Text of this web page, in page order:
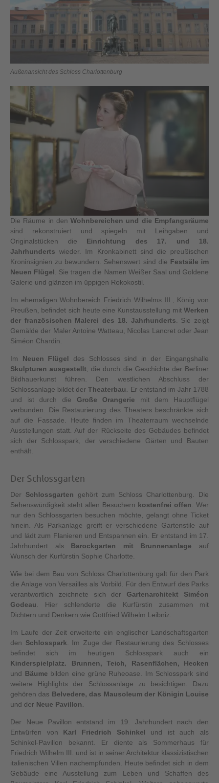
Außenansicht des Schloss Charlottenburg
Die Räume in denWohnbereichen und die Empfangsräume
sind rekonstruiert und spiegeln mit Leihgaben und
Originalstücken die Einrichtung des 17. und 18.
Jahrhunderts wieder. Im Kronkabinett sind die preußischen
Kroninsignien zu bewundern. Sehenswert sind die Festsäle im
Neuen Flügel. Sie tragen die Namen Weißer Saal und Goldene
Galerie und glänzen im üppigen Rokokostil.
Im ehemaligen Wohnbereich Friedrich Wilhelms III., König von
Preußen, befindet sich heute eine Kunstausstellung mit Werken
der französischen Malerei des 18. Jahrhunderts. Sie zeigt
Gemälde der Maler Antoine Watteau, Nicolas Lancret oder Jean
Siméon Chardin.
Im Neuen Flügel des Schlosses sind in der Eingangshalle
Skulpturen ausgestellt, die durch die Geschichte der Berliner
Bildhauerkunst führen. Den westlichen Abschluss der
Schlossanlage bildet derTheaterbau. Er entstand im Jahr 1788
und ist durch die Große Orangerie mit dem Hauptflügel
verbunden. Die Restaurierung des Theaters beschränkte sich
auf die Fassade. Heute finden im Theaterraum wechselnde
Ausstellungen statt. Auf der Rückseite des Gebäudes befindet
sich der Schlosspark, der verschiedene Gärten und Bauten
enthält.
Der Schlossgarten
Der Schlossgarten gehört zum Schloss Charlottenburg. Die
Sehenswürdigkeit steht allen Besuchern kostenfrei offen . Wer
nur den Schlossgarten besuchen möchte, gelangt ohne Ticket
hinein. Als Parkanlage greift er verschiedene Gartenstile auf
und lädt zum Flanieren und Entspannen ein. Er entstand im 17.
Jahrhundert als Barockgarten mit Brunnenanlage auf
Wunsch der Kurfürstin Sophie Charlotte.
Wie bei dem Bau von Schloss Charlottenburg galt für den Park
die Anlage von Versailles als Vorbild. Für den Entwurf des Parks
verantwortlich zeichnete sich der Gartenarchitekt Siméon
Godeau . Hier schlenderte die Kurfürstin zusammen mit
Dichtern und Denkern wie Gottfried Wilhelm Leibniz.
Im Laufe der Zeit erweiterte ein englischer Landschaftsgarten
den Schlosspark . Im Zuge der Restaurierung des Schlosses
befindet sich im heutigen Schlosspark auch ein
Kinderspielplatz. Brunnen, Teich, Rasenflächen, Hecken
und Bäume bilden eine grüne Ruheoase. Im Schlosspark sind
weitere Highlights der Schlossanlage zu besichtigen. Dazu
gehören das Belvedere, das Mausoleum der Königin Louise
und der Neue Pavillon
Der Neue Pavillon entstand im 19. Jahrhundert nach den
Entwürfen von Karl Friedrich Schinkel und ist auch als
Schinkel-Pavillon bekannt. Er diente als Sommerhaus für
Friedrich Wilhelm III. und ist in seiner Architektur klassizistischen
italienischen Villen nachempfunden. Heute befindet sich in dem
Gebäude eine Ausstellung zum Leben und Schaffen des